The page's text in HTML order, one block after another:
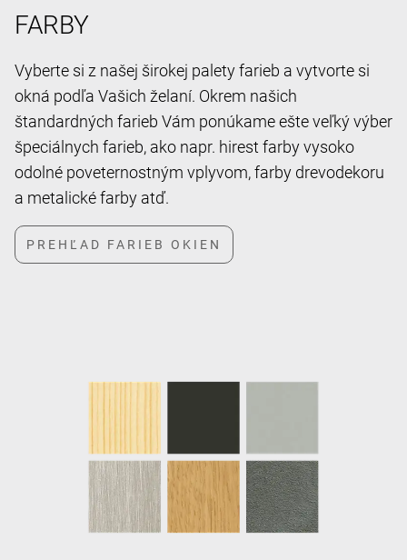
FARBY
Vyberte si z našej širokej palety farieb a vytvorte si
okná podľa Vašich želaní. Okrem našich
štandardných farieb Vám ponúkame ešte veľký výber
špeciálnych farieb, ako napr. hirest farby vysoko
odolné poveternostným vplyvom, farby drevodekoru
a metalické farby atď.